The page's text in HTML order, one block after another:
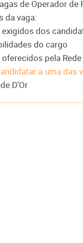
de Operador de
da vaga:
exigidos dos
do cargo
pela Rede
a uma das
D’Or